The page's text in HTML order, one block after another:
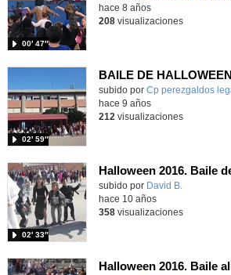
00′ 47″
hace 8 años
208visualizaciones
BAILE DE
subido por Cp perezgaldos
02′ 59″
hace 9 años
212 visualizaciones
Halloween 2016. Baile
subido por David B.
02′ 33″
hace 10 años
358visualizaciones